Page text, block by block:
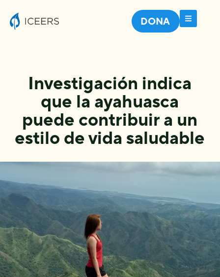
DONA
Investigación indica
que la ayahuasca
puede contribuir a un
estilo de vida saludable